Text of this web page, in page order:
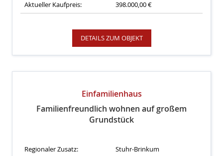
Aktueller Kaufpreis:
398.000,00 €
DETAILS ZUM OBJEKT
Einfamilienhaus
Familienfreundlich wohnen auf großem
Grundstück
Regionaler Zusatz:
Stuhr-Brinkum